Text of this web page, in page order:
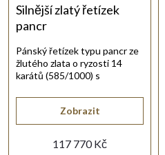
p
r
o
r
o
d
u
Silnější zlatý řetízek
pancr
117 770 Kč
Zobrazit
Pánský řetízek typu pancr ze
žlutého zlata o ryzosti 14
karátů (585/1000) s